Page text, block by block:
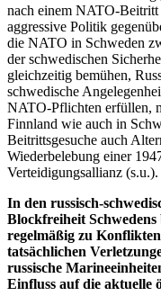
nach einem NATO-
aggressive Politik
die NATO in Schweden
der schwedischen
gleichzeitig bemühen,
schwedische
NATO-Pflichten erfüllen,
Finnland wie auch in
Beitrittsgesuche auch
Wiederbelebung einer
Verteidigungsallianz (s.u.).
In den russisch-
Blockfreiheit
regelmäßig zu
tatsächlichen
russische
Einfluss auf die aktuelle